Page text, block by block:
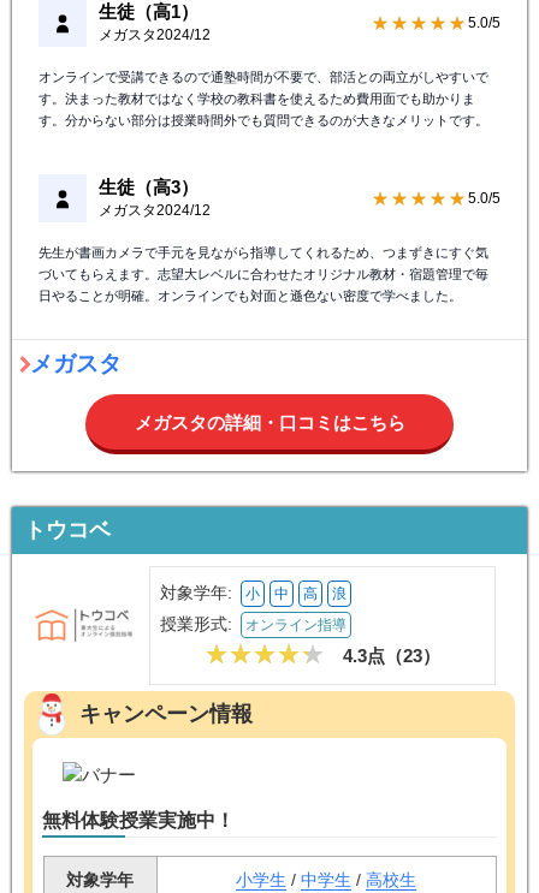
生徒（高1）
メガスタ2024/12
★★★★★ 5.0/5
オンラインで受講できるので通塾時間が不要で、部活との両立がしやすいで
す。決まった教材ではなく学校の教科書を使えるため費用面でも助かりま
す。分からない部分は授業時間外でも質問できるのが大きなメリットです。
生徒（高3）
メガスタ2024/12
★★★★★ 5.0/5
先生が書画カメラで手元を見ながら指導してくれるため、つまずきにすぐ気
づいてもらえます。志望大レベルに合わせたオリジナル教材・宿題管理で毎
日やることが明確。オンラインでも対面と遜色ない密度で学べました。
メガスタ
メガスタの詳細・口コミはこちら
トウコベ
対象学年: 小 中 高 浪
授業形式: オンライン指導
4.3点（23）
キャンペーン情報
無料体験授業実施中！
対象学年 小学生 / 中学生 / 高校生